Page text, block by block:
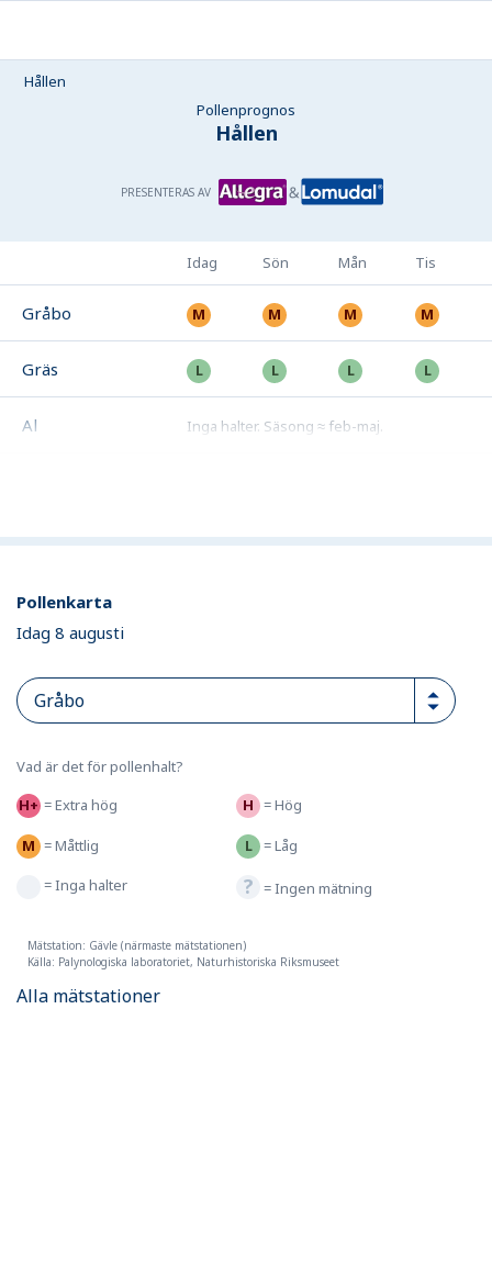
Hållen
Pollenprognos
Hållen
PRESENTERAS AV
Idag Sön Mån Tis
Gråbo
Gräs
Al Inga halter. Säsong ≈ feb-maj.
Pollenkarta
Idag 8 augusti
Vad är det för pollenhalt?
=Extra hög =Hög
=Måttlig =Låg
=Inga halter =Ingen mätning
Mätstation: Gävle (närmaste mätstationen)
Källa: Palynologiska laboratoriet, Naturhistoriska Riksmuseet
Alla mätstationer